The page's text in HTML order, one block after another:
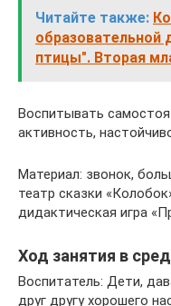
Читайте также:
птицы". Вторая
Воспитывать
активность,
Материал: звонок,
театр сказки
дидактическая игра
Ход занятия в
Воспитатель: Дети,
друг другу хорошего